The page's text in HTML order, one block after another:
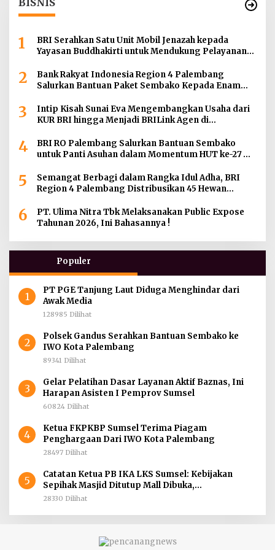
1
BRI Serahkan Satu Unit Mobil Jenazah kepada
Yayasan Buddhakirti untuk Mendukung Pelayanan
2
Bank Rakyat Indonesia Region 4 Palembang
Salurkan Bantuan Paket Sembako Kepada Enam
3
Intip Kisah Sunai Eva Mengembangkan Usaha dari
KUR BRI hingga Menjadi BRILink Agen di
4
BRI RO Palembang Salurkan Bantuan Sembako
untuk Panti Asuhan dalam Momentum HUT ke-27
5
Semangat Berbagi dalam Rangka Idul Adha, BRI
Region 4 Palembang Distribusikan 45 Hewan
Jambi dan Kepulauan Bangka
6
PT. Ulima Nitra Tbk Melaksanakan Public Expose
Tahunan 2026, Ini Bahasannya !
Populer
1
PT PGE Tanjung Laut Diduga Menghindar dari
Awak Media
128985 Dilihat
2
Polsek Gandus Serahkan Bantuan Sembako ke
IWO Kota Palembang
89341 Dilihat
3
Gelar Pelatihan Dasar Layanan Aktif Baznas, Ini
Harapan Asisten I Pemprov Sumsel
60824 Dilihat
4
Ketua FKPKBP Sumsel Terima Piagam
Penghargaan Dari IWO Kota Palembang
28497 Dilihat
5
Catatan Ketua PB IKA LKS Sumsel: Kebijakan
Sepihak Masjid Ditutup Mall Dibuka,
Menghidupkan Dunia Mematikan Iman
28330 Dilihat